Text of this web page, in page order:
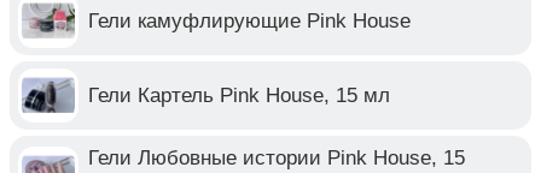
Гели камуфлирующие Pink House
Гели Картель Pink House, 15 мл
Гели Любовные истории Pink House, 15